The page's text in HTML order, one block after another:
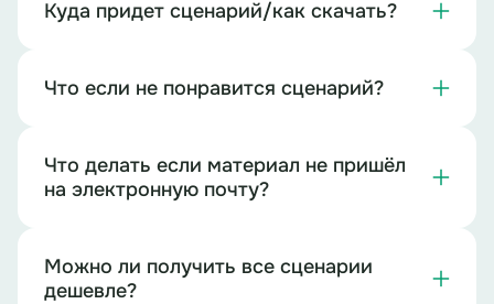
Куда придет сценарий/как скачать?
Что если не понравится сценарий?
Что делать если материал не пришёл
на электронную почту?
Можно ли получить все сценарии
дешевле?